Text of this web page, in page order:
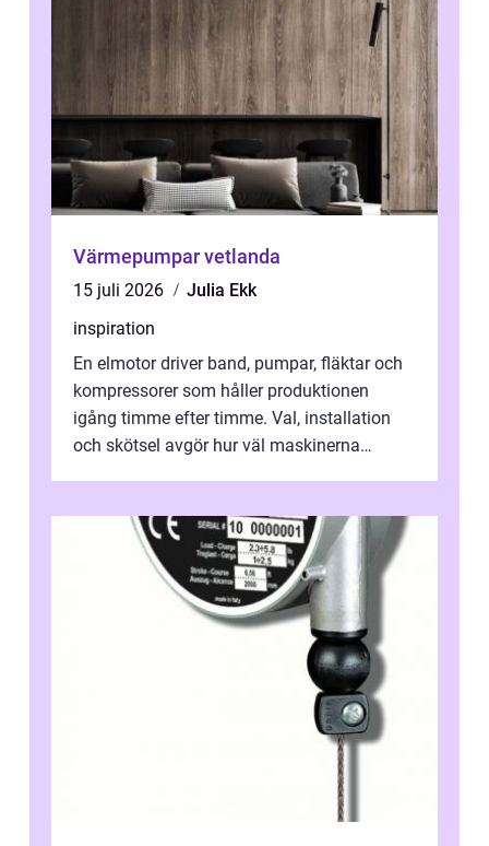
Värmepumpar vetlanda
15 juli 2026
Julia Ekk
inspiration
En elmotor driver band, pumpar, fläktar och
kompressorer som håller produktionen
igång timme efter timme. Val, installation
och skötsel avgör hur väl maskinerna